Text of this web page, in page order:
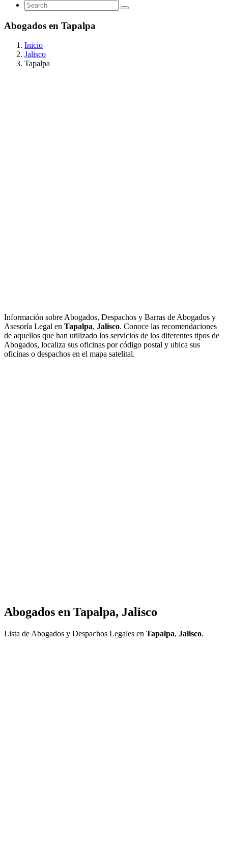
Abogados en Tapalpa
Inicio
Jalisco
Tapalpa
Información sobre Abogados, Despachos y Barras de Abogados y
Asesoría Legal en Tapalpa, Jalisco. Conoce las recomendaciones
de aquellos que han utilizado los servicios de los diferentes tipos de
Abogados, localiza sus oficinas por código postal y ubica sus
oficinas o despachos en el mapa satelital.
Abogados en Tapalpa, Jalisco
Lista de Abogados y Despachos Legales en Tapalpa, Jalisco.